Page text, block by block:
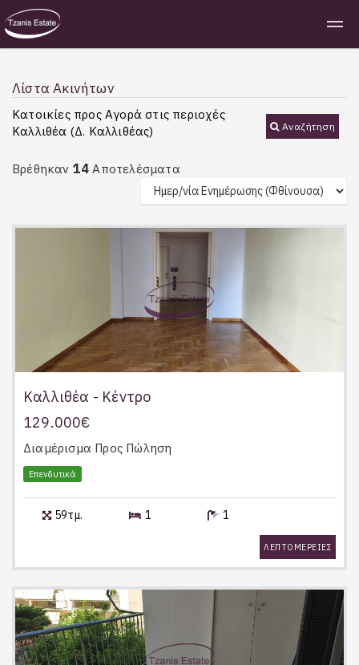
Λίστα Ακινήτων
Αναζήτηση
Κατοικίες προς Αγορά στις περιοχές
Καλλιθέα (Δ. Καλλιθέας)
Βρέθηκαν 14 Αποτελέσματα
Καλλιθέα - Κέντρο
129.000€
Διαμέρισμα Προς Πώληση
Επενδυτικά
59τμ. 1 1
ΛΕΠΤΟΜΕΡΕΙΕΣ